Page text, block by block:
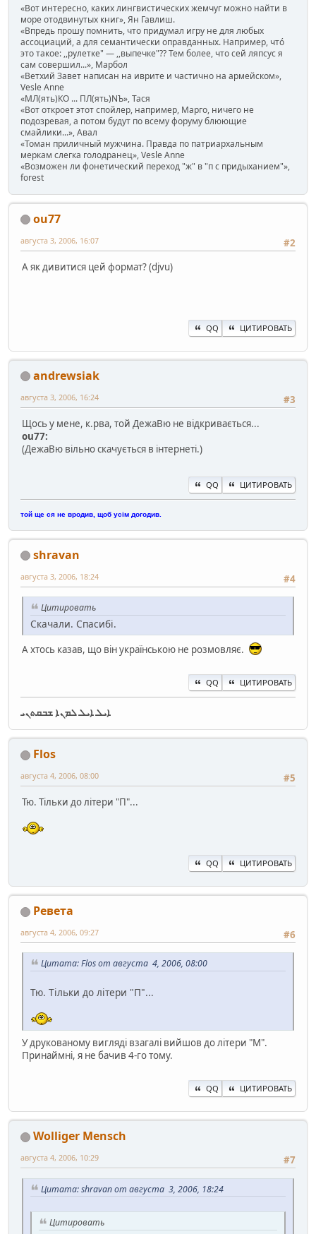
«Вот интересно, каких лингвистических жемчуг можно найти в
море отодвинутых книг», Ян Гавлиш.
«Впредь прошу помнить, что придумал игру не для любых
ассоциаций, а для семантически оправданных. Например, чтó
это такое: ,,рулетке" — ,,выпечке"?? Тем более, что сей ляпсус я
сам совершил...», Марбол
«Ветхий Завет написан на иврите и частично на армейском»,
Vesle Anne
«МЛ(ять)КО ... ПЛ(ять)NЪ», Тася
«Вот откроет этот спойлер, например, Марго, ничего не
подозревая, а потом будут по всему форуму блюющие
смайлики...», Авал
«Томан приличный мужчина. Правда по патриархальным
меркам слегка голодранец», Vesle Anne
«Возможен ли фонетический переход "ж" в "п с придыханием"»,
forest
ou77
#2
августа 3, 2006, 16:07
А як дивитися цей формат? (djvu)
QQ ЦИТИРОВАТЬ
andrewsiak
#3
августа 3, 2006, 16:24
Щось у мене, к.рва, той ДежаВю не відкривається...
ou77:
(ДежаВю вільно скачується в інтернеті.)
QQ ЦИТИРОВАТЬ
той ще ся не вродив, щоб усім догодив.
shravan
#4
августа 3, 2006, 18:24
Цитировать
Скачали. Спасибі.
А хтось казав, що він українською не розмовляє.
QQ ЦИТИРОВАТЬ
ܐܝܠ ܐܝܠ ܠܡܢܐ ܫܒܩܬܢܝ
Flos
#5
августа 4, 2006, 08:00
Тю. Тільки до літери "П"...
QQ ЦИТИРОВАТЬ
Ревета
#6
августа 4, 2006, 09:27
Цитата: Flos от августа 4, 2006, 08:00
Тю. Тільки до літери "П"...
У друкованому вигляді взагалі вийшов до літери "М".
Принаймні, я не бачив 4-го тому.
QQ ЦИТИРОВАТЬ
Wolliger Mensch
#7
августа 4, 2006, 10:29
Цитата: shravan от августа 3, 2006, 18:24
Цитировать